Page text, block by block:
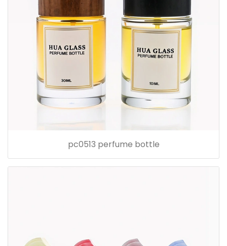
pc0513 perfume bottle